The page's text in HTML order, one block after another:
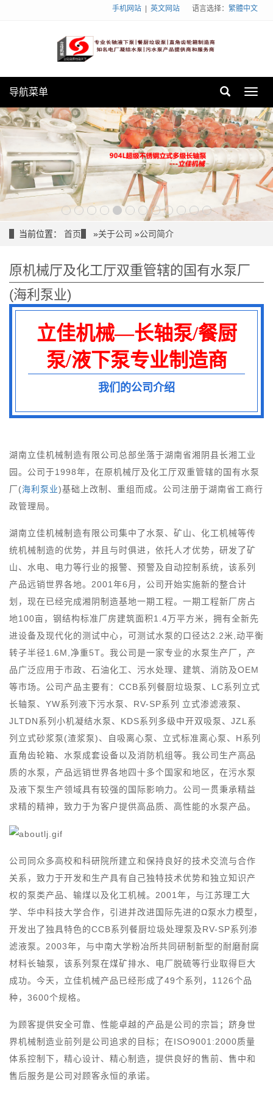
语言选择： 繁體中文
手机网站 英文网站
导航菜单
当前位置： 首页 »关于公司 »公司简介
原机械厅及化工厅双重管辖的国有水泵厂
(海利泵业)
立佳机械—长轴泵/餐厨
泵/液下泵专业制造商
我们的公司介绍
湖南立佳机械制造有限公司总部坐落于湖南省湘阴县长湘工业
园。公司于1998年，在原机械厅及化工厅双重管辖的国有水泵
厂(海利泵业)基础上改制、重组而成。公司注册于湖南省工商行
政管理局。
湖南立佳机械制造有限公司集中了水泵、矿山、化工机械等传
统机械制造的优势，并且与时俱进，依托人才优势，研发了矿
山、水电、电力等行业的报警、预警及自动控制系统，该系列
产品远销世界各地。2001年6月，公司开始实施新的整合计
划，现在已经完成湘阴制造基地一期工程。一期工程新厂房占
地100亩，钢结构标准厂房建筑面积1.4万平方米，拥有全新先
进设备及现代化的测试中心，可测试水泵的口径达2.2米,动平衡
转子半径1.6M,净重5T。 我公司是一家专业的水泵生产厂，产
品广泛应用于市政、石油化工、污水处理、建筑、消防及OEM
等市场。 公司产品主要有：CCB系列餐厨垃圾泵、LC系列立式
长轴泵、YW系列液下污水泵、RV-SP系列 立式渗滤液泵、
JLTDN系列小机凝结水泵、KDS系列多级中开双吸泵、JZL系
列立式砂浆泵(渣浆泵)、自吸离心泵、立式标准离心泵、H系列
直角齿轮箱、水泵成套设备以及消防机组等。 我公司生产高品
质的水泵，产品远销世界各地四十多个国家和地区，在污水泵
及液下泵生产领域具有较强的国际影响力。 公司一贯秉承精益
求精的精神，致力于为客户提供高品质、高性能的水泵产品。
公司同众多高校和科研院所建立和保持良好的技术交流与合作
关系，致力于开发和生产具有自己独特技术优势和独立知识产
权的泵类产品、输煤以及化工机械。2001年，与江苏理工大
学、华中科技大学合作，引进并改进国际先进的Ω泵水力模型，
开发出了独具特色的CCB系列餐厨垃圾处理泵及RV-SP系列渗
滤液泵。2003年，与中南大学粉冶所共同研制新型的耐磨耐腐
材料长轴泵，该系列泵在煤矿排水、电厂脱硫等行业取得巨大
成功。今天，立佳机械产品已经形成了49个系列，1126个品
种，3600个规格。
为顾客提供安全可靠、性能卓越的产品是公司的宗旨；跻身世
界机械制造业前列是公司追求的目标；在ISO9001:2000质量
体系控制下，精心设计、精心制造，提供良好的售前、售中和
售后服务是公司对顾客永恒的承诺。